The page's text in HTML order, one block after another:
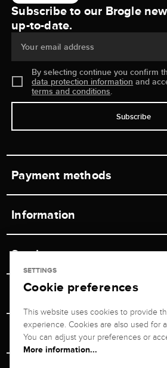
Subscribe to our Brogle
up-to-date.
Your email address
By selecting continue you confirm
data protection information and
terms and conditions.
Subscribe
Payment methods
Information
Retail store
Shipping & Payment
Advisor
Service
Contact
Unsubscribe from newsletter
Returns service
Jeweler Brogle
About us
Company
Personal adviser
SETTINGS
Cookie preferences
This website uses cookies to provide
experience. Cookies are also used for
You can adjust your preferences or
More information...